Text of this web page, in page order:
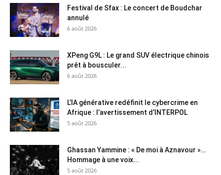
Festival de Sfax : Le concert de Boudchar
annulé
6 août 2026
XPeng G9L : Le grand SUV électrique chinois
prêt à bousculer...
6 août 2026
L’IA générative redéfinit le cybercrime en
Afrique : l’avertissement d’INTERPOL
5 août 2026
Ghassan Yammine : « De moi à Aznavour »…
Hommage à une voix...
5 août 2026